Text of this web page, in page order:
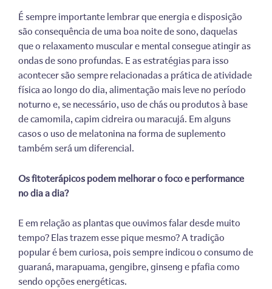
É sempre importante lembrar que energia e disposição
são consequência de uma boa noite de sono, daquelas
que o relaxamento muscular e mental consegue atingir as
ondas de sono profundas. E as estratégias para isso
acontecer são sempre relacionadas a prática de atividade
física ao longo do dia, alimentação mais leve no período
noturno e, se necessário, uso de chás ou produtos à base
de camomila, capim cidreira ou maracujá. Em alguns
casos o uso de melatonina na forma de suplemento
também será um diferencial.
Os fitoterápicos podem melhorar o foco e performance
no dia a dia?
E em relação as plantas que ouvimos falar desde muito
tempo? Elas trazem esse pique mesmo? A tradição
popular é bem curiosa, pois sempre indicou o consumo de
guaraná, marapuama, gengibre, ginseng e pfafia como
sendo opções energéticas.